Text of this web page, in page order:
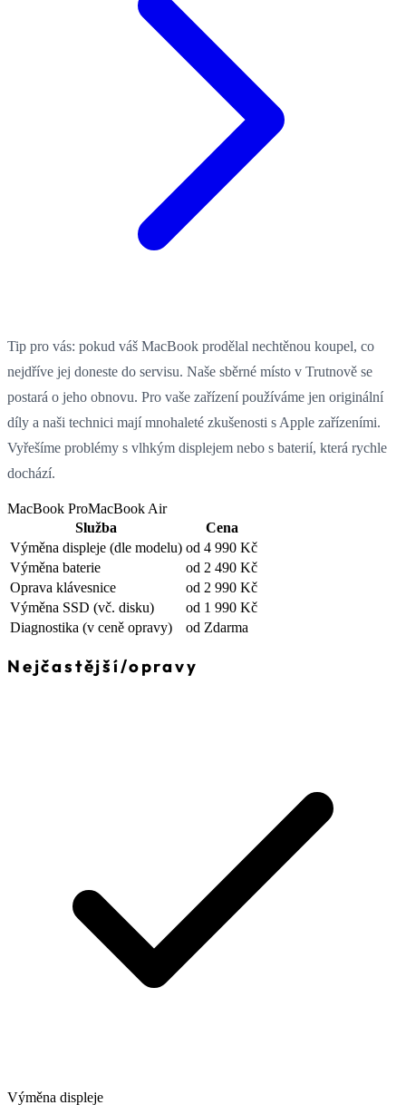
Tip pro vás: pokud váš MacBook prodělal nechtěnou koupel, co
nejdříve jej doneste do servisu. Naše sběrné místo v Trutnově se
postará o jeho obnovu. Pro vaše zařízení používáme jen originální
díly a naši technici mají mnohaleté zkušenosti s Apple zařízeními.
Vyřešíme problémy s vlhkým displejem nebo s baterií, která rychle
dochází.
MacBook ProMacBook Air
Služba
Cena
Výměna displeje (dle modelu) od 4 990 Kč
Výměna baterie
od 2 490 Kč
Oprava klávesnice
od 2 990 Kč
Výměna SSD (vč. disku)
od 1 990 Kč
Diagnostika (v ceně opravy) od Zdarma
Nejčastější/opravy
Výměna displeje